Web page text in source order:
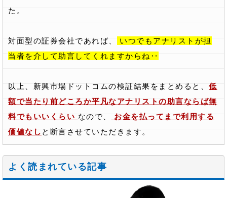
た。
対面型の証券会社であれば、
いつでもアナリストが担
当者を介して助言してくれますからね‥
以上、新興市場ドットコムの検証結果をまとめると、 低
額で当たり前どころか平凡なアナリストの助言ならば無
料でもいいくらい なので、
お金を払ってまで利用する
価値なし と断言させていただきます。
よく読まれている記事